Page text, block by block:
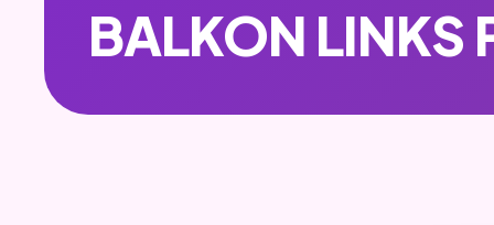
BALKON LINKS